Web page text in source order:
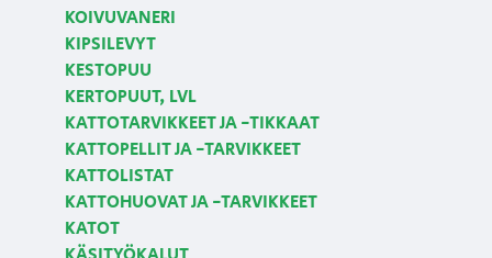
KOIVUVANERI
KIPSILEVYT
KESTOPUU
KERTOPUUT, LVL
KATTOTARVIKKEET JA -TIKKAAT
KATTOPELLIT JA -TARVIKKEET
KATTOLISTAT
KATTOHUOVAT JA -TARVIKKEET
KATOT